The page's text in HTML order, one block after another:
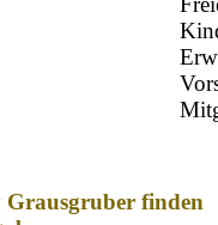
finden